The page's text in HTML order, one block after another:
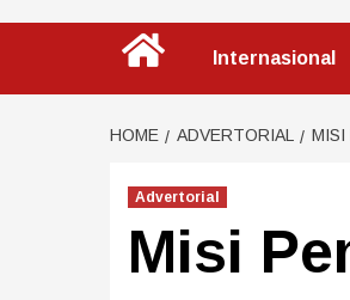
Internasional
HOME ADVERTORIAL MISI
Advertorial
Misi